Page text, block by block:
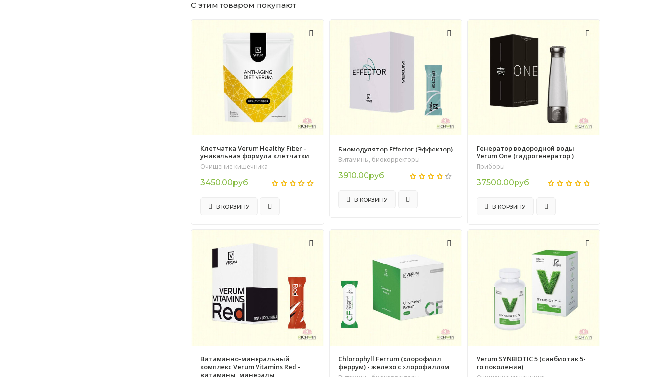
С этим товаром покупают
Клетчатка Verum Healthy Fiber -
уникальная формула клетчатки
Очищение кишечника
3450.00руб
В КОРЗИНУ
Биомодулятор Effector (Эффектор)
Витамины, биокорректоры
3910.00руб
В КОРЗИНУ
Генератор водородной воды
Verum One (гидрогенератор )
Приборы
37500.00руб
В КОРЗИНУ
Витаминно-минеральный
комплекс Verum Vitamins Red -
витамины, минералы,
Chlorophyll Ferrum (хлорофилл
феррум) - железо с хлорофиллом
Verum SYNBIOTIC 5 (синбиотик 5-
го поколения)